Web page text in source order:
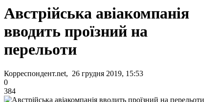
Австрійська авіакомпанія
вводить проїзний на
перельоти
Корреспондент.net, 26 грудня 2019, 15:53
0
384